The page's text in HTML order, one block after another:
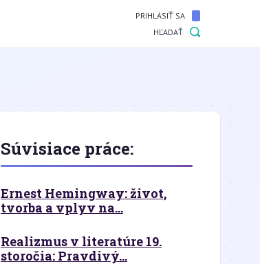
PRIHLÁSIŤ SA
HĽADAŤ
Súvisiace práce:
Ernest Hemingway: život,
tvorba a vplyv na...
Realizmus v literatúre 19.
storočia: Pravdivý...